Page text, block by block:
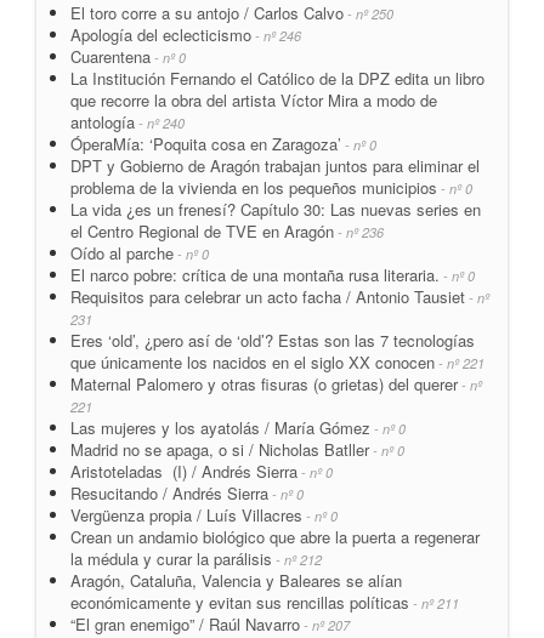
El toro corre a su antojo / Carlos Calvo - nº 250
Apología del eclecticismo - nº 246
Cuarentena - nº 0
La Institución Fernando el Católico de la DPZ edita un libro
que recorre la obra del artista Víctor Mira a modo de
antología - nº 240
ÓperaMía: ‘Poquita cosa en Zaragoza’ - nº 0
DPT y Gobierno de Aragón trabajan juntos para eliminar el
problema de la vivienda en los pequeños municipios - nº 0
La vida ¿es un frenesí? Capítulo 30: Las nuevas series en
el Centro Regional de TVE en Aragón - nº 236
Oído al parche - nº 0
El narco pobre: crítica de una montaña rusa literaria. - nº 0
Requisitos para celebrar un acto facha / Antonio Tausiet - nº
231
Eres ‘old’, ¿pero así de ‘old’? Estas son las 7 tecnologías
que únicamente los nacidos en el siglo XX conocen - nº 221
Maternal Palomero y otras fisuras (o grietas) del querer- nº
221
Las mujeres y los ayatolás / María Gómez - nº 0
Madrid no se apaga, o si / Nicholas Batller- nº 0
Aristoteladas (I) / Andrés Sierra - nº 0
Resucitando / Andrés Sierra - nº 0
Vergüenza propia / Luís Villacres - nº 0
Crean un andamio biológico que abre la puerta a regenerar
la médula y curar la parálisis - nº 212
Aragón, Cataluña, Valencia y Baleares se alían
económicamente y evitan sus rencillas políticas - nº 211
“El gran enemigo” / Raúl Navarro - nº 207